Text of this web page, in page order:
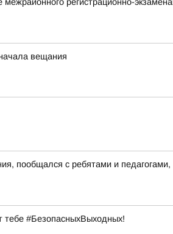
вещания
пообщался с ребятами и
тебе #БезопасныхВыходных!